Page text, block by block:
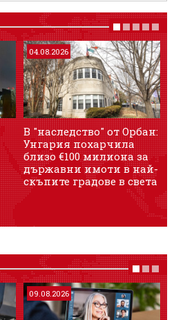
04.08.2026
В "наследство" от Орбан:
Унгария похарчила
близо €100 милиона за
държавни имоти в най-
скъпите градове в света
09.08.2026